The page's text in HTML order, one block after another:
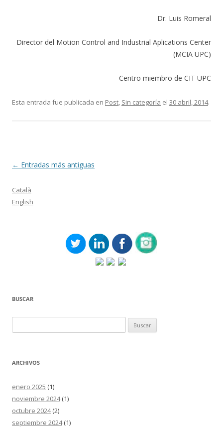
Dr. Luis Romeral
Director del Motion Control and Industrial Aplications Center
(MCIA UPC)
Centro miembro de CIT UPC
Esta entrada fue publicada en Post, Sin categoría el 30 abril, 2014.
Navegación
entradas
← Entradas más antiguas
Català
English
BUSCAR
ARCHIVOS
enero 2025 (1)
noviembre 2024(1)
octubre 2024(2)
septiembre 2024(1)